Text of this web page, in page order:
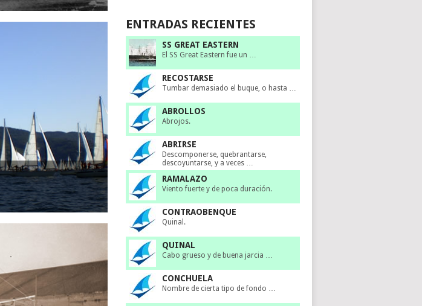
ENTRADAS RECIENTES
SS GREAT EASTERN
El SS Great Eastern fue un …
RECOSTARSE
Tumbar demasiado el buque, o hasta …
ABROLLOS
Abrojos.
ABRIRSE
Descomponerse, quebrantarse,
descoyuntarse, y a veces …
RAMALAZO
Viento fuerte y de poca duración.
CONTRAOBENQUE
Quinal.
QUINAL
Cabo grueso y de buena jarcia …
CONCHUELA
Nombre de cierta tipo de fondo …